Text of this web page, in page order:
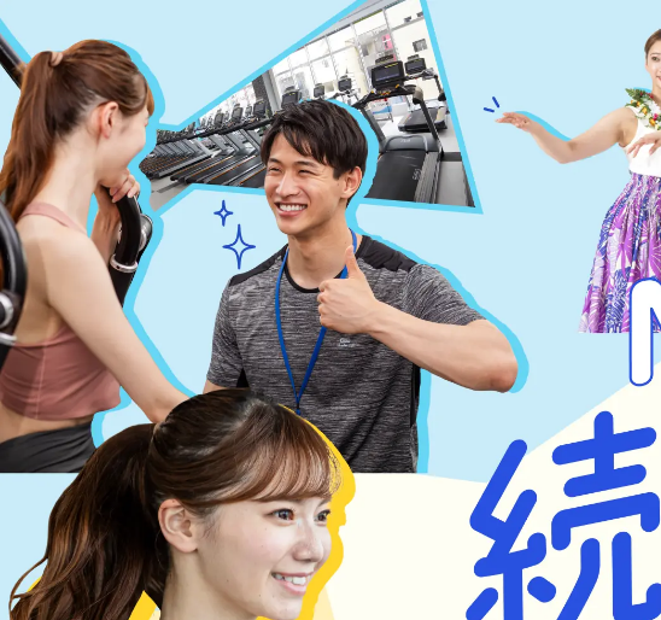
NASは続けたい人専用「続ける楽しさ」応援します！